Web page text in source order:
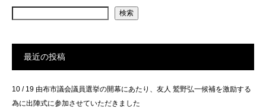
検索
最近の投稿
10 / 19 由布市議会議員選挙の開幕にあたり、友人 鷲野弘一候補を激励する
為に出陣式に参加させていただきました